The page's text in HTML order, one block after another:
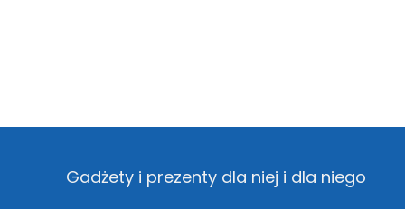
Gadżety i prezenty dla niej i dla niego